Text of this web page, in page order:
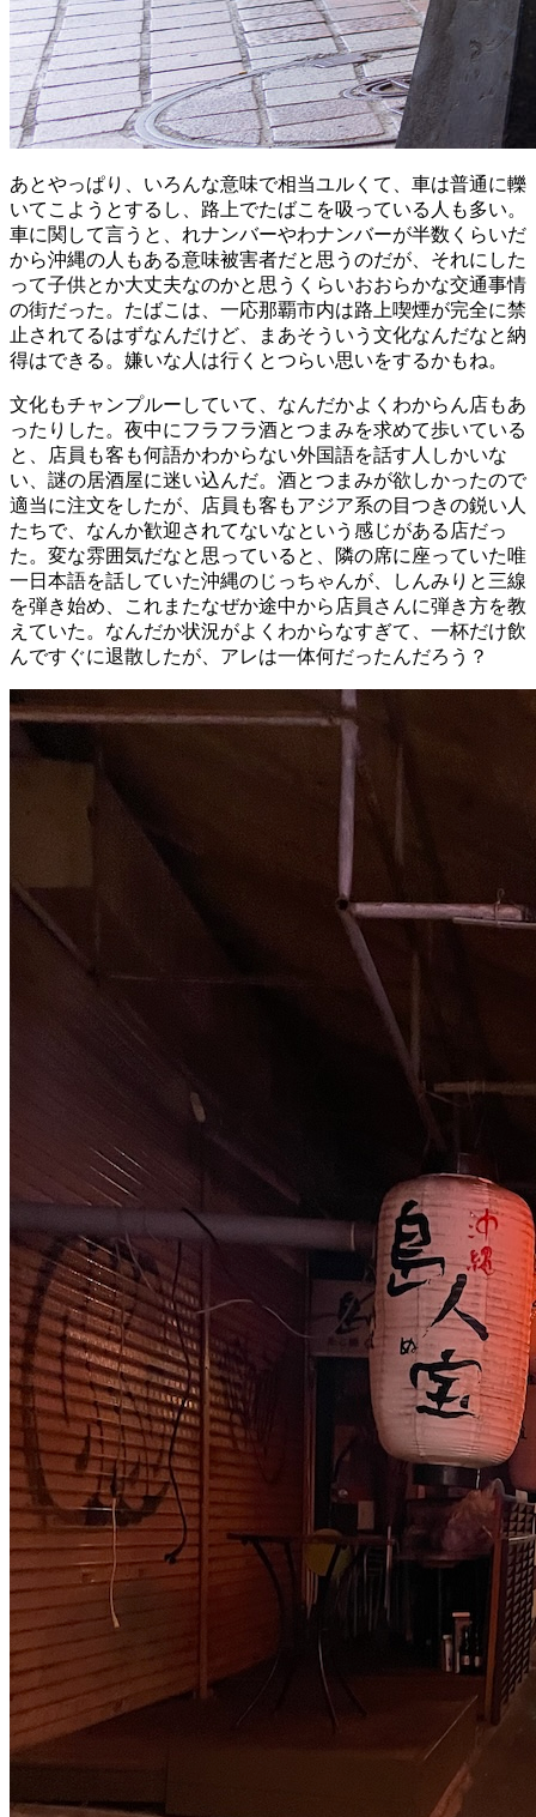
あとやっぱり、いろんな意味で相当ユルくて、車は普通に轢
いてこようとするし、路上でたばこを吸っている人も多い。
車に関して言うと、れナンバーやわナンバーが半数くらいだ
から沖縄の人もある意味被害者だと思うのだが、それにした
って子供とか大丈夫なのかと思うくらいおおらかな交通事情
の街だった。たばこは、一応那覇市内は路上喫煙が完全に禁
止されてるはずなんだけど、まあそういう文化なんだなと納
得はできる。嫌いな人は行くとつらい思いをするかもね。
文化もチャンプルーしていて、なんだかよくわからん店もあ
ったりした。夜中にフラフラ酒とつまみを求めて歩いている
と、店員も客も何語かわからない外国語を話す人しかいな
い、謎の居酒屋に迷い込んだ。酒とつまみが欲しかったので
適当に注文をしたが、店員も客もアジア系の目つきの鋭い人
たちで、なんか歓迎されてないなという感じがある店だっ
た。変な雰囲気だなと思っていると、隣の席に座っていた唯
一日本語を話していた沖縄のじっちゃんが、しんみりと三線
を弾き始め、これまたなぜか途中から店員さんに弾き方を教
えていた。なんだか状況がよくわからなすぎて、一杯だけ飲
んですぐに退散したが、アレは一体何だったんだろう？